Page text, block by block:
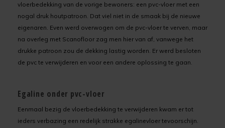
Kunststofstripper
Epoxy Plamuur 2K
Tegelvloer verven
Vinylvloer verven
Woonkamervloer verven
vloerbedekking van de vorige bewoners: een pvc-vloer met een
nogal druk houtpatroon. Dat viel niet in de smaak bij de nieuwe
eigenaren. Even werd overwogen om de pvc-vloer te verven, maar
na overleg met Scanofloor zag men hier van af, vanwege het
drukke patroon zou de dekking lastig worden. Er werd besloten
de pvc te verwijderen en voor een andere oplossing te gaan.
Egaline onder pvc-vloer
Eenmaal bezig de vloerbedekking te verwijderen kwam er tot
ieders verbazing een redelijk strakke egalinevloer tevoorschijn.